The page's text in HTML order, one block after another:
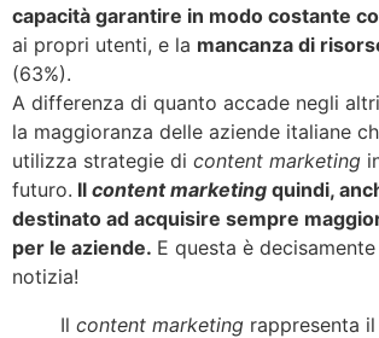
capacità garantire in modo costante
ai propri utenti, e la mancanza di
(63%).
A differenza di quanto accade negli
la maggioranza delle aziende italiane
utilizza strategie di content marketing
futuro. Il content marketing quindi,
destinato ad acquisire sempre
per le aziende. E questa è
notizia!
Il content marketing rappresenta